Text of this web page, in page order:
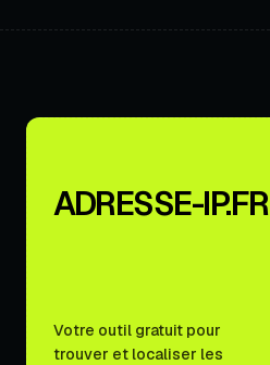
ADRESSE-IP.FR
Votre outil gratuit pour
trouver et localiser les